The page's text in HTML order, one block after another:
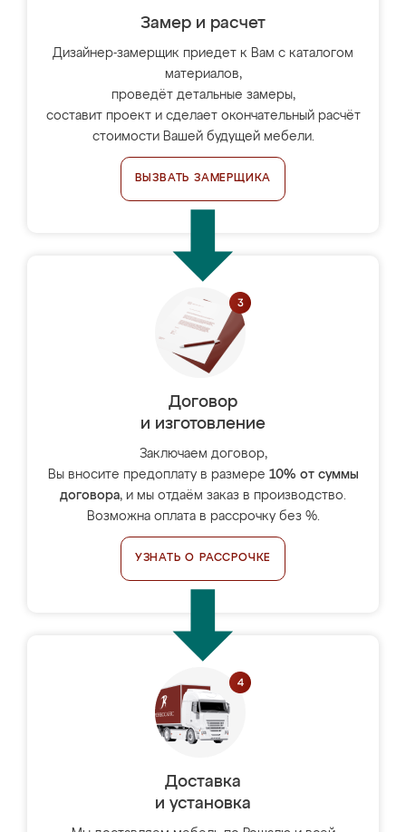
Замер и расчет
Дизайнер-замерщик приедет к Вам с каталогом
материалов,
проведёт детальные замеры,
составит проект и сделает окончательный расчёт
стоимости Вашей будущей мебели.
ВЫЗВАТЬ ЗАМЕРЩИКА
Договор
и изготовление
Заключаем договор,
Вы вносите предоплату в размере 10% от суммы
договора, и мы отдаём заказ в производство.
Возможна оплата в рассрочку без %.
УЗНАТЬ О РАССРОЧКЕ
Доставка
и установка